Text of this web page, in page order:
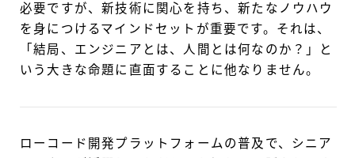
必要ですが、新技術に関心を持ち、新たなノウハウ
を身につけるマインドセットが重要です。それは、
「結局、エンジニアとは、人間とは何なのか？」と
いう大きな命題に直面することに他なりません。
ローコード開発プラットフォームの普及で、シニア